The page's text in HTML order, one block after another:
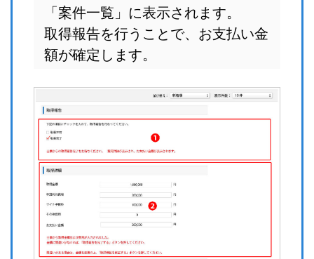
「案件一覧」に表示されます。
取得報告を行うことで、お支払い金
額が確定します。